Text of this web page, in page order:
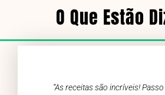
O Que Estão
“As receitas são incríveis!